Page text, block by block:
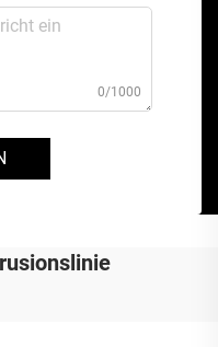
0/1000